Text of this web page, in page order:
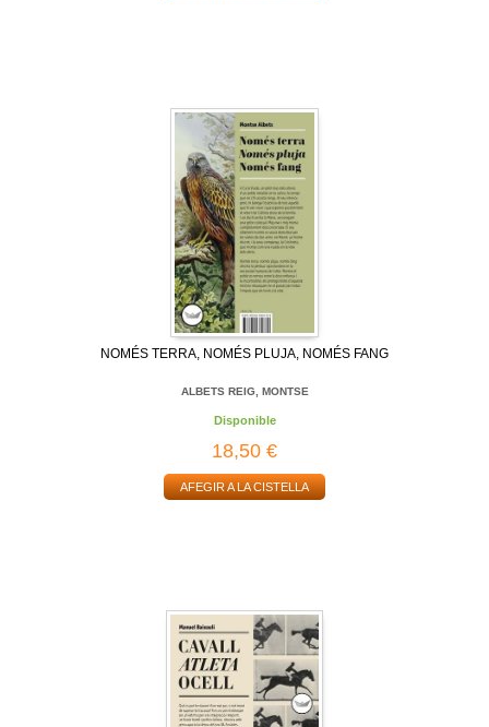
NOMÉS TERRA, NOMÉS PLUJA, NOMÉS FANG
ALBETS REIG, MONTSE
Disponible
18,50 €
AFEGIR A LA CISTELLA